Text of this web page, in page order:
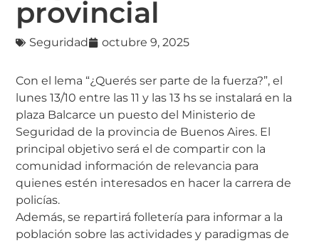
provincial
Seguridad octubre 9, 2025
Con el lema “¿Querés ser parte de la fuerza?”, el
lunes 13/10 entre las 11 y las 13 hs se instalará en la
plaza Balcarce un puesto del Ministerio de
Seguridad de la provincia de Buenos Aires. El
principal objetivo será el de compartir con la
comunidad información de relevancia para
quienes estén interesados en hacer la carrera de
policías.
Además, se repartirá folletería para informar a la
población sobre las actividades y paradigmas de